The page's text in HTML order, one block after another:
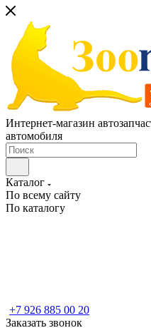
Интернет-магазин
автомобиля
Каталог
По всему сайту
По каталогу
+7 926 885 00 20
Заказать звонок